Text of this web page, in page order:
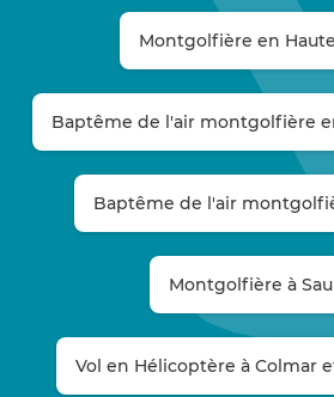
Montgolfière en
Baptême de l'air montgolfière
Baptême de l'air
Montgolfière à
Vol en Hélicoptère à Colmar